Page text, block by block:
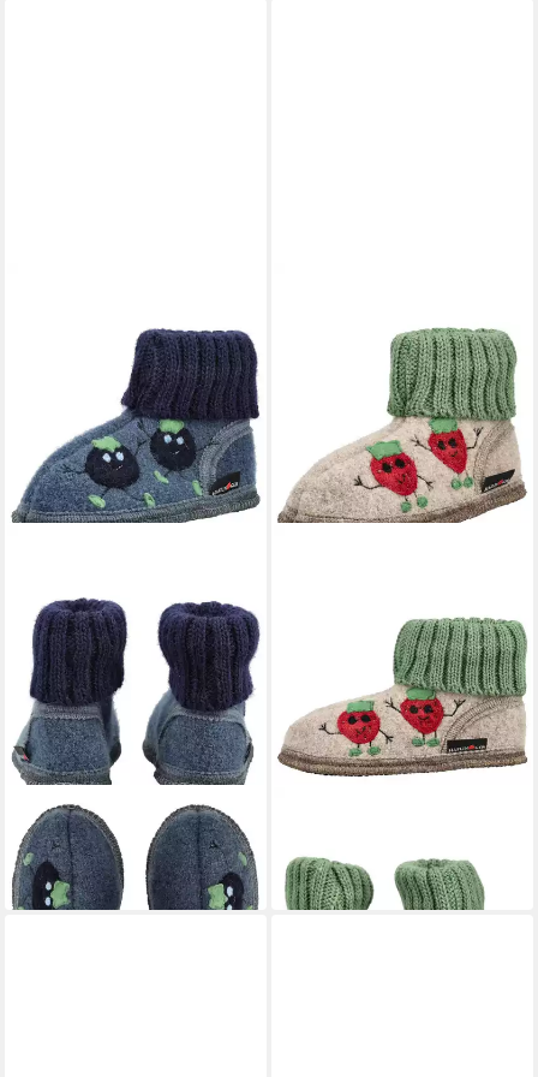
HAFLINGER
Haflinger Hausschuhe Wolle
Hausschuh
ab 44,90 €
Hausschuh
ab 44,90 €